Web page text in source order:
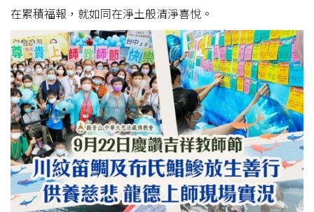
在累積福報，就如同在淨土般清淨喜悅。